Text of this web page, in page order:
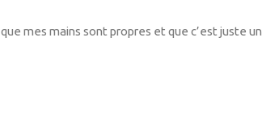
mes mains sont propres et que c’est juste un